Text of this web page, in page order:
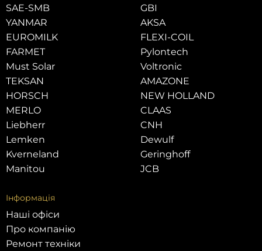
SAE-SMB
YANMAR
EUROMILK
FARMET
Must Solar
TEKSAN
HORSCH
MERLO
Liebherr
Lemken
Kverneland
Manitou
GBI
AKSA
FLEXI-COIL
Pylontech
Voltronic
AMAZONE
NEW HOLLAND
CLAAS
CNH
Dewulf
Geringhoff
JCB
Інформація
Наші офіси
Про компанію
Ремонт техніки